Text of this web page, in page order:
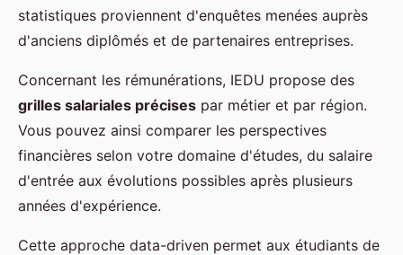
statistiques proviennent d'enquêtes menées auprès
d'anciens diplômés et de partenaires entreprises.
Concernant les rémunérations, IEDU propose des
grilles salariales précises par métier et par région.
Vous pouvez ainsi comparer les perspectives
financières selon votre domaine d'études, du salaire
d'entrée aux évolutions possibles après plusieurs
années d'expérience.
Cette approche data-driven permet aux étudiants de